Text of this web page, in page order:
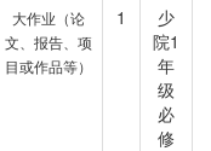
大作业（论
文、报告、项
目或作品等）
1
少
院1
年
级
必
修